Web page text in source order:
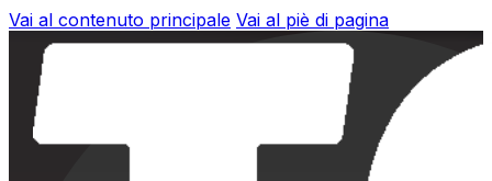
Vai al contenuto principale Vai al piè di pagina